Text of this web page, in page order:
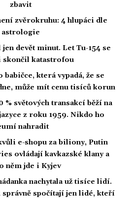
zbavit
zvěrokruhu: 4 hlupáci dle
astrologie
devět minut. Let Tu-154 se
skončil katastrofou
která vypadá, že se
může mít cenu tisíců korun
% světových transakcí běží na
z roku 1959. Nikdo ho
nahradit
e-shopu za biliony, Putin
ovládají kavkazské klany a
něm jde i Kyjev
nachytala už tisíce lidí.
správně spočítají jen lidé, kteří